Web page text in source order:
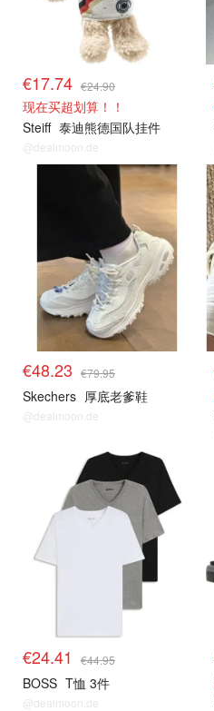
€17.74 €24.90
现在买超划算！！
Steiff 泰迪熊德国队挂件
@dealmoon.de
€48.23 €79.95
Skechers 厚底老爹鞋
@dealmoon.de
€24.41 €44.95
BOSS T恤 3件
@dealmoon.de